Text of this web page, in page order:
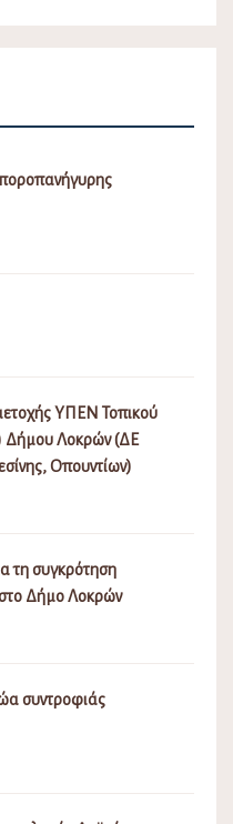
ΥΠΕΝ Τοπικού
Δήμου Λοκρών (ΔΕ
Οπουντίων)
τη συγκρότηση
Δήμο Λοκρών
συντροφιάς